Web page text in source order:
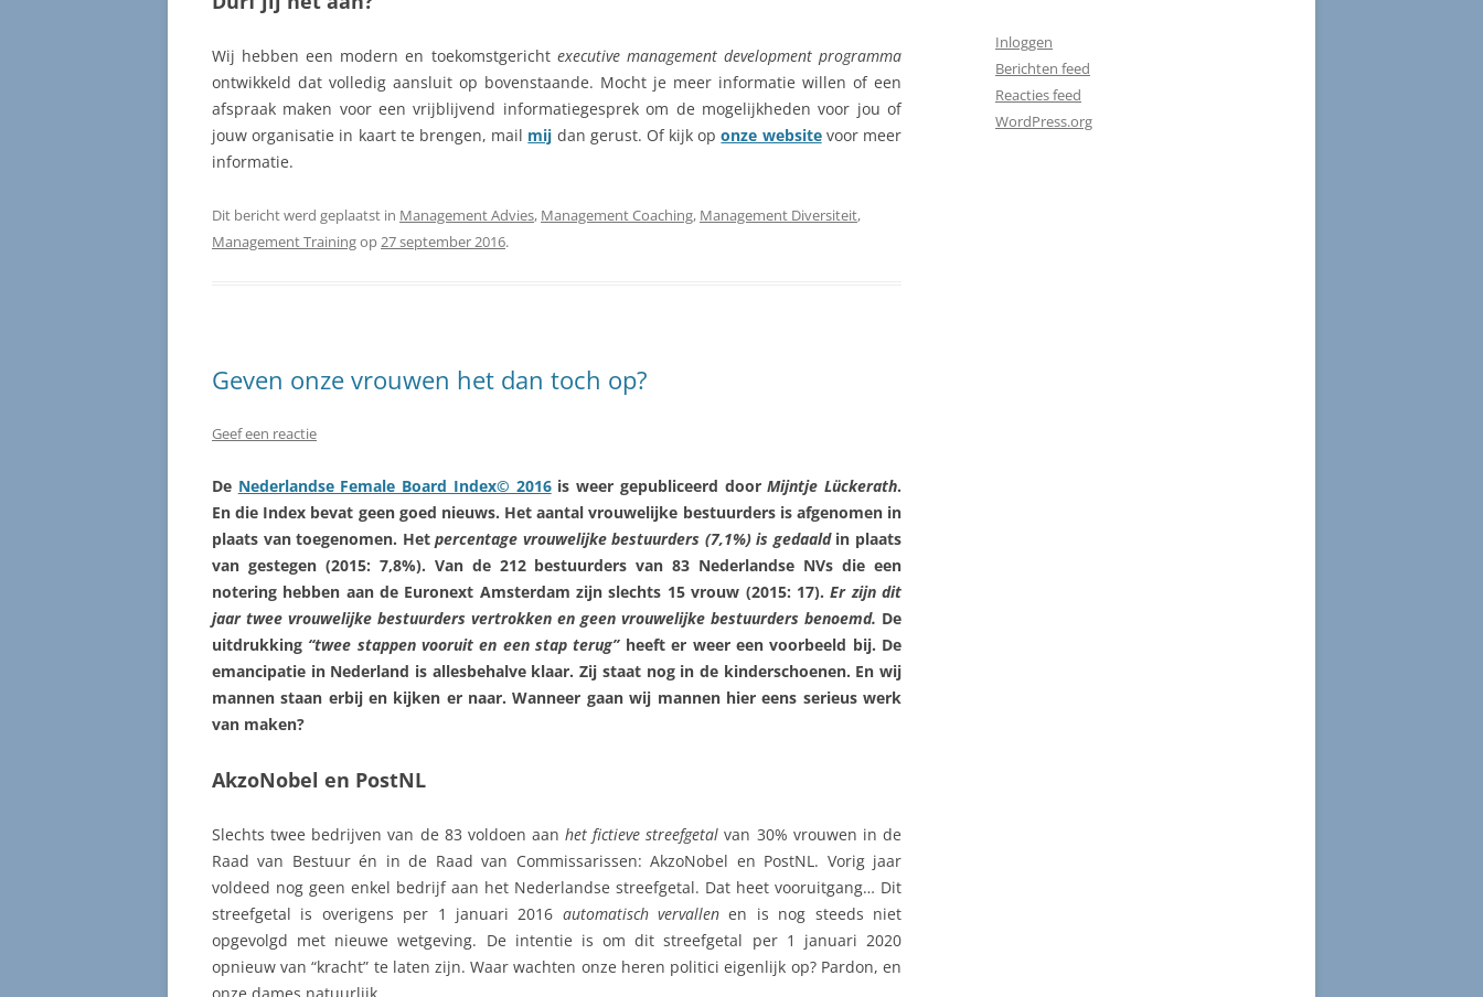
Wij hebben een modern en toekomstgericht executive management development programma
ontwikkeld dat volledig aansluit op bovenstaande. Mocht je meer informatie willen of een
afspraak maken voor een vrijblijvend informatiegesprek om de mogelijkheden voor jou of
jouw organisatie in kaart te brengen, mail mij dan gerust. Of kijk oponze websitevoor meer
informatie.
Dit bericht werd geplaatst in Management Advies, Management Coaching, Management Diversiteit,
Management Trainingop 27 september 2016.
Geven onze vrouwen het dan toch op?
Geef een reactie
De Nederlandse Female Board Index© 2016is weer gepubliceerd doorMijntje Lückerath.
En die Index bevat geen goed nieuws. Het aantal vrouwelijke bestuurders is afgenomen in
plaats van toegenomen. Hetpercentage vrouwelijke bestuurders (7,1%) is gedaaldin plaats
van gestegen (2015: 7,8%). Van de 212 bestuurders van 83 Nederlandse NVs die een
notering hebben aan de Euronext Amsterdam zijn slechts 15 vrouw (2015: 17).Er zijn dit
jaar twee vrouwelijke bestuurders vertrokken en geen vrouwelijke bestuurders benoemd. De
uitdrukking “twee stappen vooruit en een stap terug”heeft er weer een voorbeeld bij. De
emancipatie in Nederland is allesbehalve klaar. Zij staat nog in de kinderschoenen. En wij
mannen staan erbij en kijken er naar. Wanneer gaan wij mannen hier eens serieus werk
van maken?
AkzoNobel en PostNL
Slechts twee bedrijven van de 83 voldoen aanhet fictieve streefgetal van 30% vrouwen in de
Raad van Bestuur én in de Raad van Commissarissen: AkzoNobel en PostNL. Vorig jaar
voldeed nog geen enkel bedrijf aan het Nederlandse streefgetal. Dat heet vooruitgang… Dit
streefgetal is overigens per 1 januari 2016 automatisch vervallen en is nog steeds niet
opgevolgd met nieuwe wetgeving. De intentie is om dit streefgetal per 1 januari 2020
opnieuw van “kracht” te laten zijn. Waar wachten onze heren politici eigenlijk op? Pardon, en
onze dames natuurlijk…
Inloggen
Berichten feed
Reacties feed
WordPress.org